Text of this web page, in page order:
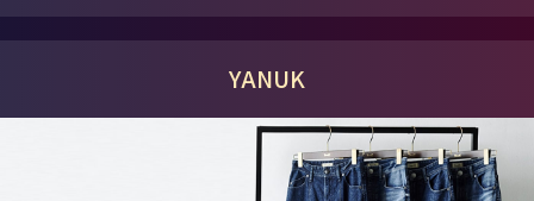
YANUK